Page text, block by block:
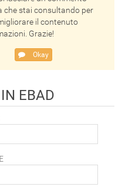
che stai consultando per
il contenuto
Grazie!
Okay
EBAD